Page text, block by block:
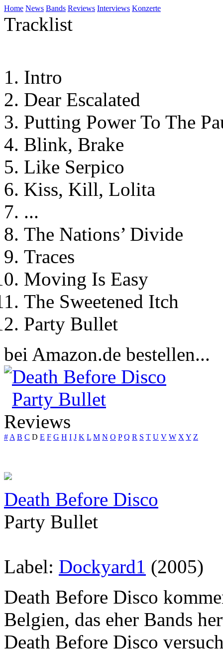
Home News Bands Reviews Interviews Konzerte
Tracklist
Intro
Dear Escalated
Putting Power To The
Blink, Brake
Like Serpico
Kiss, Kill, Lolita
...
The Nations’ Divide
Traces
Moving Is Easy
The Sweetened Itch
Party Bullet
bei Amazon.de bestellen...
Death Before Disco
Party Bullet
Reviews
# A B C D E F G H I J K L M N O P Q R S T U V W X Y Z
Death Before Disco
Party Bullet
Label: Dockyard1 (2005)
Death Before Disco
Belgien, das eher Bands
Death Before Disco